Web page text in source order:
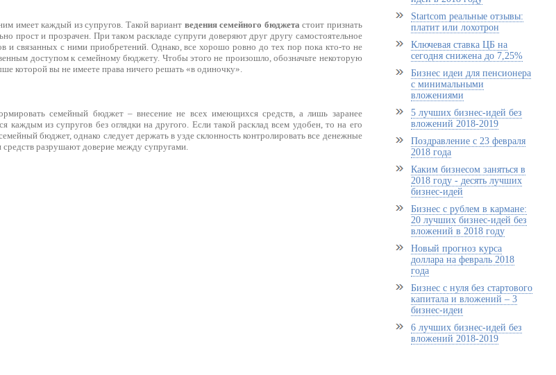
имеет каждый из супругов. Такой вариант ведения семейного бюджета стоит признать
прост и прозрачен. При таком раскладе супруги доверяют друг другу самостоятельное
и связанных с ними приобретений. Однако, все хорошо ровно до тех пор пока кто-то не
доступом к семейному бюджету. Чтобы этого не произошло, обозначьте некоторую
которой вы не имеете права ничего решать «в одиночку».
семейный бюджет – внесение не всех имеющихся средств, а лишь заранее
каждым из супругов без оглядки на другого. Если такой расклад всем удобен, то на его
бюджет, однако следует держать в узде склонность контролировать все денежные
средств разрушают доверие между супругами.
Startcom реальные отзывы:
платит или лохотрон
Ключевая ставка ЦБ на
сегодня снижена до 7,25%
Бизнес идеи для пенсионера
с минимальными
вложениями
5 лучших бизнес-идей без
вложений 2018-2019
Поздравление с 23 февраля
2018 года
Каким бизнесом заняться в
2018 году - десять лучших
бизнес-идей
Бизнес с рублем в кармане:
20 лучших бизнес-идей без
вложений в 2018 году
Новый прогноз курса
доллара на февраль 2018
года
Бизнес с нуля без стартового
капитала и вложений – 3
бизнес-идеи
6 лучших бизнес-идей без
вложений 2018-2019